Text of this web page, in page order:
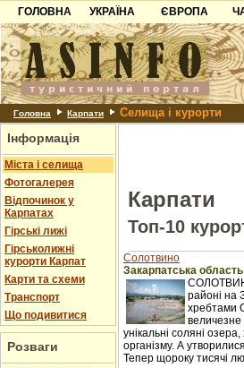
ГОЛОВНА
УКРАЇНА
Карпати
Азов
Причорноморря
Шацьк
ЄВРОПА
Чорногорія
Хорватія
Болгарія
Албанія
Головна Карпати Селища і курорти
Інформація
Міста і селища
Фотогалерея
Відпочинок у
Карпатах
Гірські лижі
Гірськолижні
курорти Карпат
Карти та схеми
Транспорт
Що подивитися
Розваги
Карпати
Топ-10
Солотвино
Закарпатська область
районі на
хребтами
унікальні соляні
організму. А
Тепер щороку тисячі